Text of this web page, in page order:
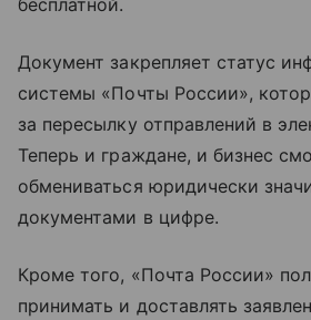
бесплатной.
Документ закрепляет статус
системы «Почты России»,
за пересылку отправлений в
Теперь и граждане, и бизнес
обмениваться юридически
документами в цифре.
Кроме того, «Почта России»
принимать и доставлять